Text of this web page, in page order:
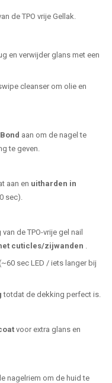
de TPO vrije Gellak.
en verwijder glans met een
cleanser om olie en
aan om de nagel te
te geven.
aan en uitharden in
sec).
van de TPO-vrije gel nail
cuticles/zijwanden
sec LED / iets langer bij
totdat de dekking perfect is.
voor extra glans en
nagelriem om de huid te